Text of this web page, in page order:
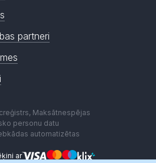
partneri
Maksātnespējas
personu datu
automatizētas
ar